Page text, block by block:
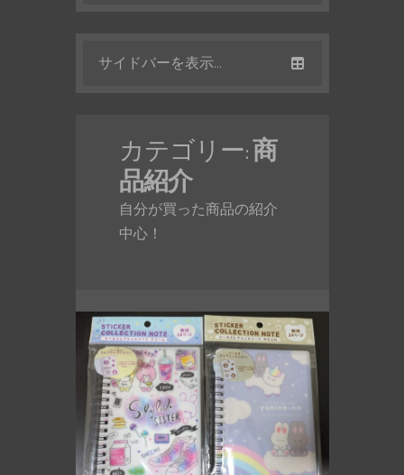
サイドバーを表示...
カテゴリー: 商
品紹介
自分が買った商品の紹介
中心！